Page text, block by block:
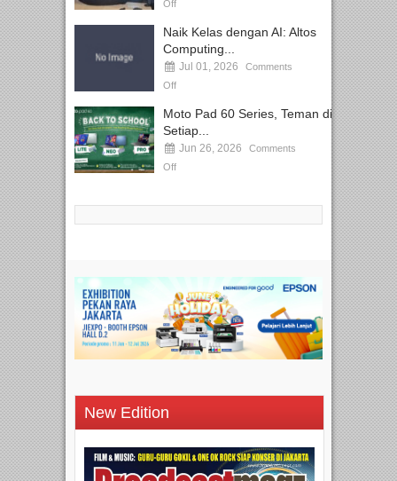
Off
Naik Kelas dengan AI: Altos
Computing...
Jul 01, 2026
Comments
Off
Moto Pad 60 Series, Teman di
Setiap...
Jun 26, 2026
Comments
Off
New Edition